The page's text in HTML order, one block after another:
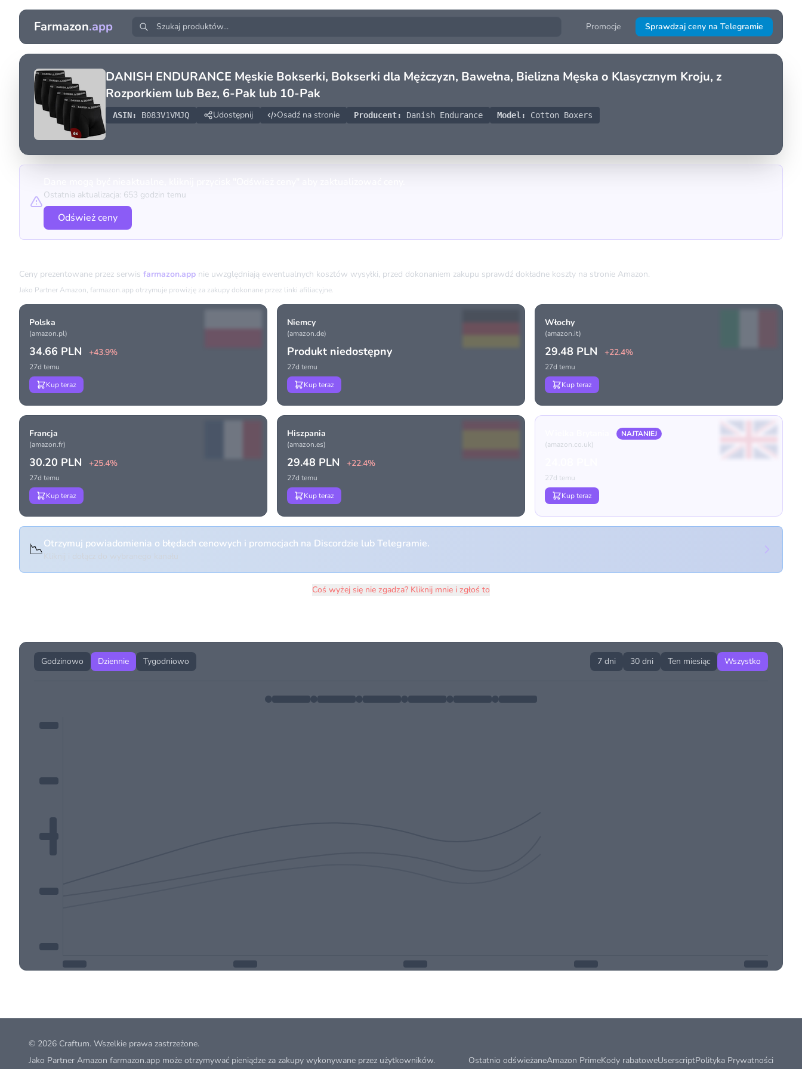
Farmazon.app Promocje Sprawdzaj ceny na Telegramie
DANISH ENDURANCE Męskie Bokserki, Bokserki dla Mężczyzn, Bawełna, Bielizna Męska o Klasycznym Kroju, z
Rozporkiem lub Bez, 6-Pak lub 10-Pak
ASIN: B083V1VMJQ Udostępnij Osadź na stronie Producent: Danish Endurance Model: Cotton Boxers
Ostatnia aktualizacja: 653 godzin temu
Odśwież ceny
Ceny prezentowane przez serwis farmazon.app nie uwzględniają ewentualnych kosztów wysyłki, przed dokonaniem zakupu sprawdź dokładne koszty na stronie Amazon.
Jako Partner Amazon, farmazon.app otrzymuje prowizję za zakupy dokonane przez linki afiliacyjne.
Polska
(amazon.pl)
34.66 PLN +43.9%
27d temu
Kup teraz
Niemcy
(amazon.de)
Produkt niedostępny
27d temu
Kup teraz
Włochy
(amazon.it)
29.48 PLN +22.4%
27d temu
Kup teraz
Francja
(amazon.fr)
30.20 PLN +25.4%
27d temu
Kup teraz
Hiszpania
(amazon.es)
29.48 PLN +22.4%
27d temu
Kup teraz
NAJTANIEJ
(amazon.co.uk)
27d temu
Kup teraz
📉Otrzymuj powiadomienia o błędach cenowych i promocjach na Discordzie lub Telegramie.
Coś wyżej się nie zgadza? Kliknij mnie i zgłoś to
Godzinowo Dziennie Tygodniowo 7 dni 30 dni Ten miesiąc Wszystko
© 2026 Craftum. Wszelkie prawa zastrzeżone.
Jako Partner Amazon farmazon.app może otrzymywać pieniądze za zakupy wykonywane przez użytkowników.
Ostatnio odświeżaneAmazon PrimeKody rabatoweUserscriptPolityka Prywatności